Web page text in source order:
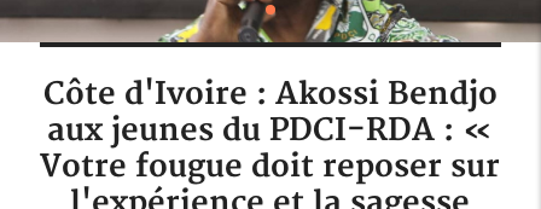
Côte d'Ivoire : Akossi Bendjo
aux jeunes du PDCI-RDA : «
Votre fougue doit reposer sur